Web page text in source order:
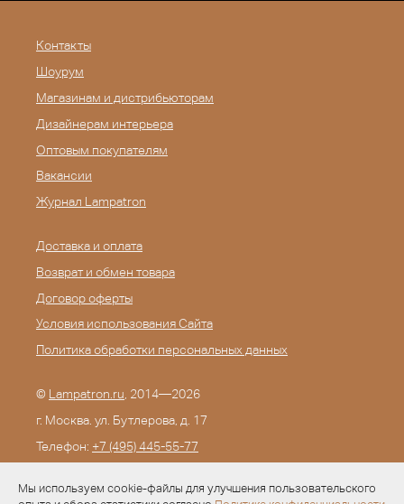
Мы используем cookie-файлы для улучшения пользовательского
Контакты
Шоурум
Магазинам и дистрибьюторам
Дизайнерам интерьера
Оптовым покупателям
Вакансии
Журнал Lampatron
Доставка и оплата
Возврат и обмен товара
Договор оферты
Условия использования Сайта
Политика обработки персональных данных
© Lampatron.ru , 2014—2026
г. Москва. ул. Бутлерова, д. 17
Телефон: +7 (495) 445-55-77